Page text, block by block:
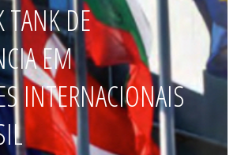
DE
EM
INTERNACIONAIS